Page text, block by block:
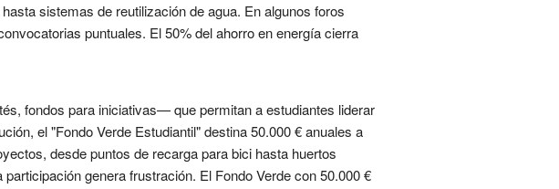
sistemas de reutilización de agua. En algunos foros
puntuales. El 50% del ahorro en energía cierra
fondos para iniciativas— que permitan a estudiantes liderar
el "Fondo Verde Estudiantil" destina 50.000 € anuales a
desde puntos de recarga para bici hasta huertos
genera frustración. El Fondo Verde con 50.000 €